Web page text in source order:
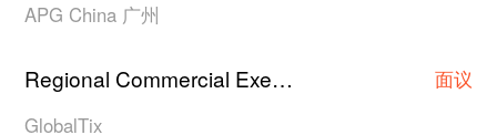
APG China 广州
Regional Commercial Executive/Asst Manager/Manager
面议
GlobalTix